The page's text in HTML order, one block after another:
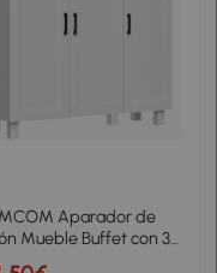
Aparador de
Mueble Buffet con 3
y Estantes